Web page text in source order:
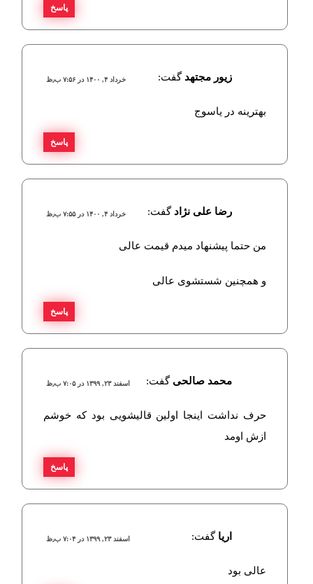
پاسخ
زیور مجتهد گفت: خرداد ۴, ۱۴۰۰ در ۷:۵۶ ب٫ظ
بهترینه در یاسوج
پاسخ
رضا علی نژاد گفت: خرداد ۴, ۱۴۰۰ در ۷:۵۵ ب٫ظ
من حتما پیشنهاد میدم قیمت عالی
و همچنین شستشوی عالی
پاسخ
محمد صالحی گفت: اسفند ۲۳, ۱۳۹۹ در ۷:۰۵ ب٫ظ
حرف نداشت اینجا اولین قالیشویی بود که خوشم
ازش اومد
پاسخ
اریا گفت: اسفند ۲۳, ۱۳۹۹ در ۷:۰۴ ب٫ظ
عالی بود